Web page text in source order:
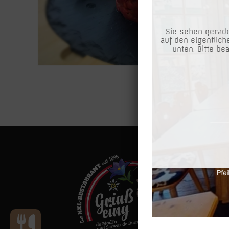
Parkplatz
oder
Spitz“!
Sie sehen
auf den
unten. Bitte